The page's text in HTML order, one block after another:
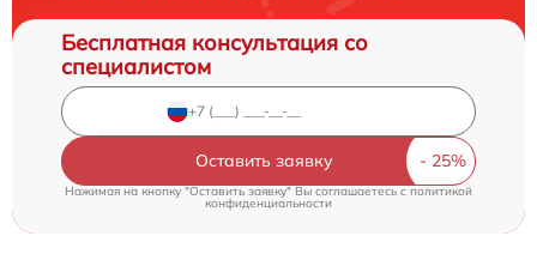
Бесплатная консультация со
специалистом
Оставить заявку
Нажимая на кнопку "Оставить заявку" Вы соглашаетесь cполитикой
конфиденциальности